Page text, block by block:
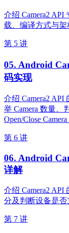
介绍 Camera2 API
载、编译方式与架
第 5 讲
05. Android
码实现
介绍 Camera2 API
举 Camera 数量、
Open/Close
第 6 讲
06. Android
详解
介绍 Camera2 API
分及判断设备是否
第 7 讲